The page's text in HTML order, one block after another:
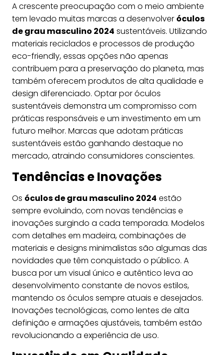
A crescente preocupação com o meio ambiente
tem levado muitas marcas a desenvolver óculos
de grau masculino 2024 sustentáveis. Utilizando
materiais reciclados e processos de produção
eco-friendly, essas opções não apenas
contribuem para a preservação do planeta, mas
também oferecem produtos de alta qualidade e
design diferenciado. Optar por óculos
sustentáveis demonstra um compromisso com
práticas responsáveis e um investimento em um
futuro melhor. Marcas que adotam práticas
sustentáveis estão ganhando destaque no
mercado, atraindo consumidores conscientes.
Tendências e Inovações
Os óculos de grau masculino 2024 estão
sempre evoluindo, com novas tendências e
inovações surgindo a cada temporada. Modelos
com detalhes em madeira, combinações de
materiais e designs minimalistas são algumas das
novidades que têm conquistado o público. A
busca por um visual único e autêntico leva ao
desenvolvimento constante de novos estilos,
mantendo os óculos sempre atuais e desejados.
Inovações tecnológicas, como lentes de alta
definição e armações ajustáveis, também estão
revolucionando a experiência de uso.